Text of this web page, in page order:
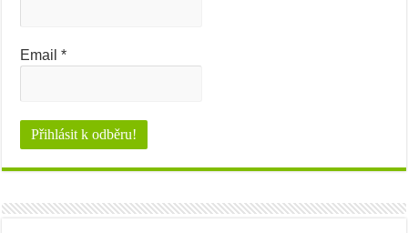
Email*